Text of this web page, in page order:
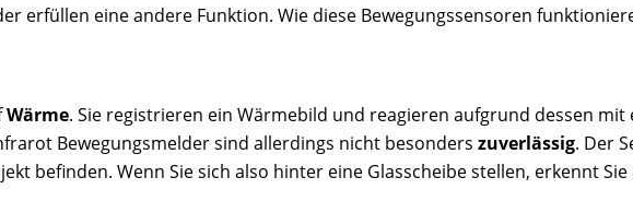
erfüllen eine andere Funktion. Wie diese Bewegungssensoren
Wärme. Sie registrieren ein Wärmebild und reagieren aufgrund dessen mit
Bewegungsmelder sind allerdings nicht besonderszuverlässig. Der
befinden. Wenn Sie sich also hinter eine Glasscheibe stellen, erkennt